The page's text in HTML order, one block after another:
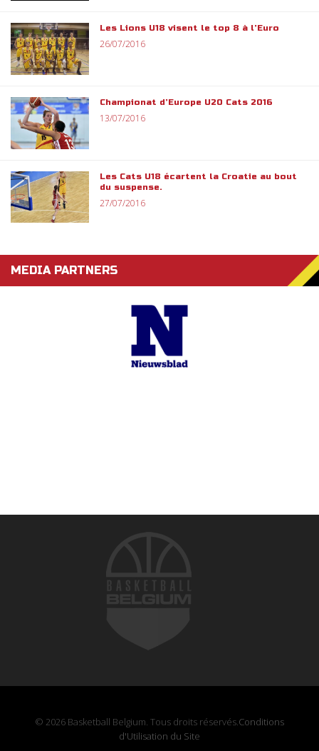
Les Lions U18 visent le top 8 à l’Euro
26/07/2016
Championat d’Europe U20 Cats 2016
13/07/2016
Les Cats U18 écartent la Croatie au bout
du suspense.
27/07/2016
MEDIA PARTNERS